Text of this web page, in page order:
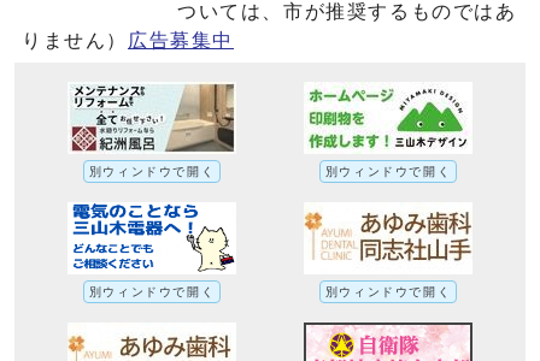
ついては、市が推奨するものではあ
りません）
広告募集中
別ウィンドウで開く 別ウィンドウで開く
別ウィンドウで開く 別ウィンドウで開く